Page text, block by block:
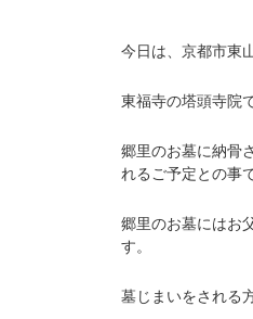
今日は、京都市東
東福寺の塔頭寺院
郷里のお墓に納骨
れるご予定との事
郷里のお墓にはお
す。
墓じまいをされる